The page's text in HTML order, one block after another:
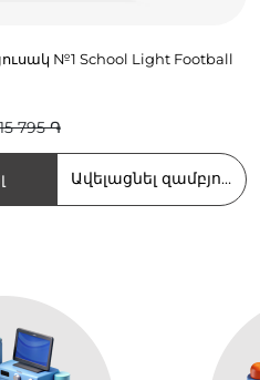
№1 School Light Football
795 ֏
Ավելացնել զամբյուղում